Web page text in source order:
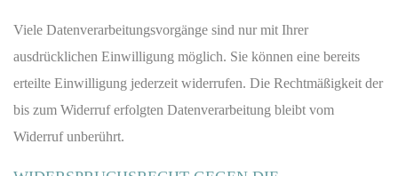
Viele Datenverarbeitungsvorgänge sind nur mit Ihrer
ausdrücklichen Einwilligung möglich. Sie können eine bereits
erteilte Einwilligung jederzeit widerrufen. Die Rechtmäßigkeit der
bis zum Widerruf erfolgten Datenverarbeitung bleibt vom
Widerruf unberührt.